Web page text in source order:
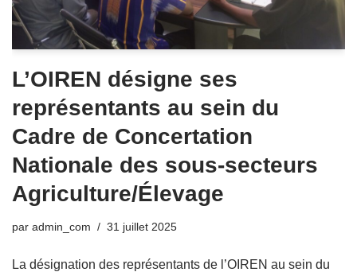
L’OIREN désigne ses
représentants au sein du
Cadre de Concertation
Nationale des sous-secteurs
Agriculture/Élevage
par admin_com 31 juillet 2025
La désignation des représentants de l’OIREN au sein du